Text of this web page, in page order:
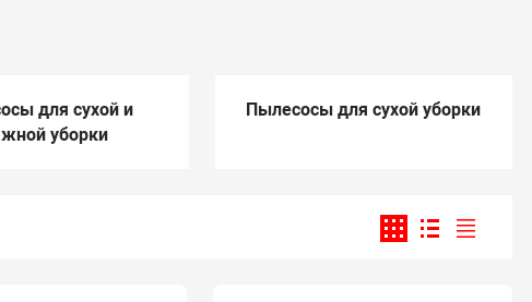
для сухой и
уборки
Пылесосы для сухой уборки